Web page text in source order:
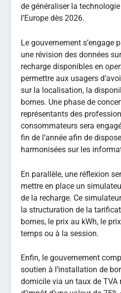
de généraliser la technologie
l’Europe dès 2026.
Le gouvernement s’engage
une révision des données
recharge disponibles en
permettre aux usagers
sur la localisation, la
bornes. Une phase de
représentants des
consommateurs sera
fin de l’année afin de
harmonisées sur les
En parallèle, une réflexion
mettre en place un
de la recharge. Ce
la structuration de la
bornes, le prix au kWh, le
temps ou à la session.
Enfin, le gouvernement
soutien à l’installation de
domicile via un taux de TVA